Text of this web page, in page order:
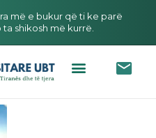
më e bukur që ti ke parë
shikosh më kurrë.